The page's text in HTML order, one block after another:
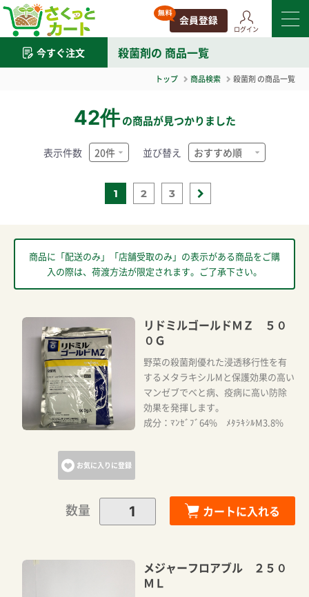
ログイン
今すぐ注文 殺菌剤の 商品一覧
トップ 商品検索 殺菌剤 の商品一覧
42件 の商品が見つかりました
1 2 3
表示件数 並び替え
商品に「配送のみ」「店舗受取のみ」の表示がある商品をご購
入の際は、荷渡方法が限定されます。ご了承下さい。
お気に入りに登録
リドミルゴールドＭＺ ５０
０Ｇ
野菜の殺菌剤優れた浸透移行性を有
するメタラキシルMと保護効果の高い
マンゼブでべと病、疫病に高い防除
効果を発揮します。
成分：ﾏﾝｾﾞﾌﾞ64% ﾒﾀﾗｷｼﾙM3.8%
数量 カートに入れる
メジャーフロアブル ２５０
ＭＬ